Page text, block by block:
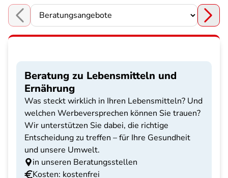
Choose a section
Beratung zu Lebensmitteln und
Ernährung
Was steckt wirklich in Ihren Lebensmitteln? Und
welchen Werbeversprechen können Sie trauen?
Wir unterstützen Sie dabei, die richtige
Entscheidung zu treffen – für Ihre Gesundheit
und unsere Umwelt.
in unseren Beratungsstellen
Kosten: kostenfrei